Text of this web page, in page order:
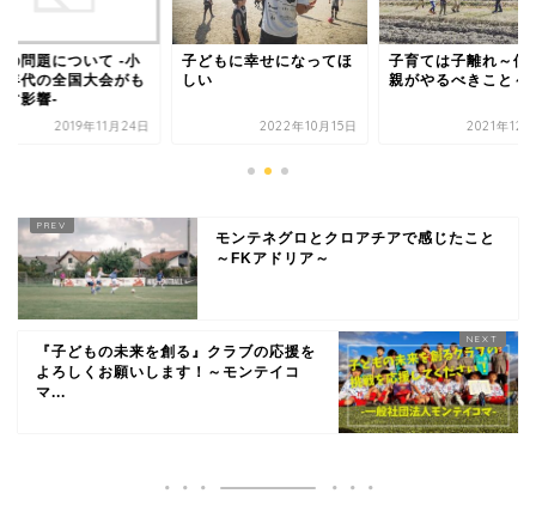
の問題について -小
年代の全国大会がも
す影響-
2019年11月24日
子どもに幸せになってほ
しい
2022年10月15日
子育ては子離れ～僕
親がやるべきこと～
2021年12
モンテネグロとクロアチアで感じたこと
～FKアドリア～
『子どもの未来を創る』クラブの応援を
よろしくお願いします！～モンテイコ
マ...